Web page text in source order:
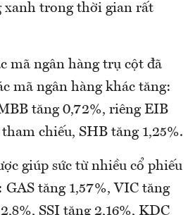
xanh trong thời gian rất
mã ngân hàng trụ cột đã
mã ngân hàng khác tăng:
tăng 0,72%, riêng EIB
chiếu, SHB tăng 1,25%.
giúp sức từ nhiều cổ phiếu
tăng 1,57%, VIC tăng
SSI tăng 2,16%, KDC